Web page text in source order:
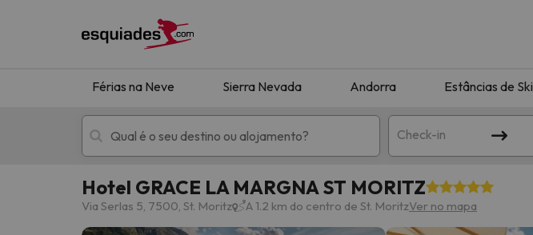
Férias na Neve Sierra Nevada Andorra Estâncias de Ski
Check-in
Férias na neve Hotéis de montanha
Hotel GRACE LA MARGNA ST MORITZ
Via Serlas 5, 7500, St. Moritz A 1.2 km do centro de St. MoritzVer no mapa